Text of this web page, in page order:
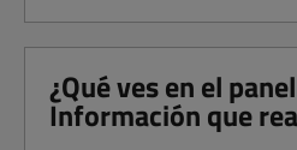
¿Qué ves en el
Información que